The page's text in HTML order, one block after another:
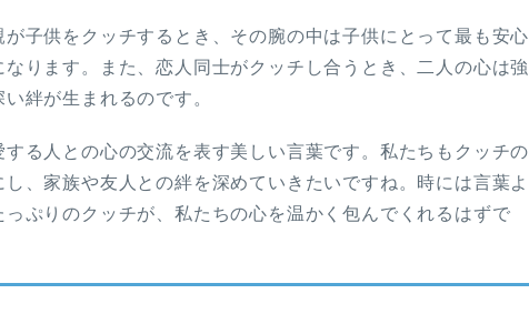
が子供をクッチするとき、その腕の中は子供にとって最も安心
なります。また、恋人同士がクッチし合うとき、二人の心は強
い絆が生まれるのです。
する人との心の交流を表す美しい言葉です。私たちもクッチの
し、家族や友人との絆を深めていきたいですね。時には言葉よ
っぷりのクッチが、私たちの心を温かく包んでくれるはずで